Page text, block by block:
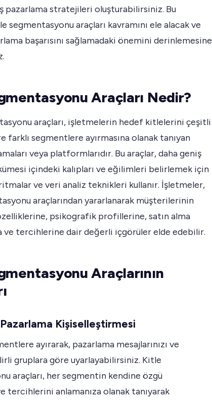
pazarlama stratejileri oluşturabilirsiniz. Bu
segmentasyonu araçları kavramını ele alacak ve
başarısını sağlamadaki önemini derinlemesine
Araçları Nedir?
araçları, işletmelerin hedef kitlelerini çeşitli
farklı segmentlere ayırmasına olanak tanıyan
veya platformlarıdır. Bu araçlar, daha geniş
içindeki kalıpları ve eğilimleri belirlemek için
ve veri analiz teknikleri kullanır. İşletmeler,
araçlarından yararlanarak müşterilerinin
psikografik profillerine, satın alma
ve tercihlerine dair değerli içgörüler elde edebilir.
Araçlarının
Kişiselleştirmesi
ayırarak, pazarlama mesajlarınızı ve
gruplara göre uyarlayabilirsiniz. Kitle
araçları, her segmentin kendine özgü
tercihlerini anlamanıza olanak tanıyarak